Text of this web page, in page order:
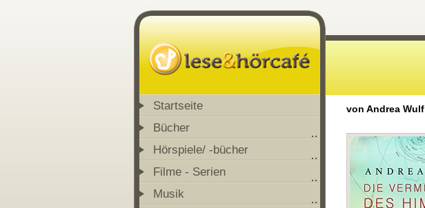
Startseite
Bücher
Hörspiele/ -bücher
Filme - Serien
Musik
von Andrea Wulf